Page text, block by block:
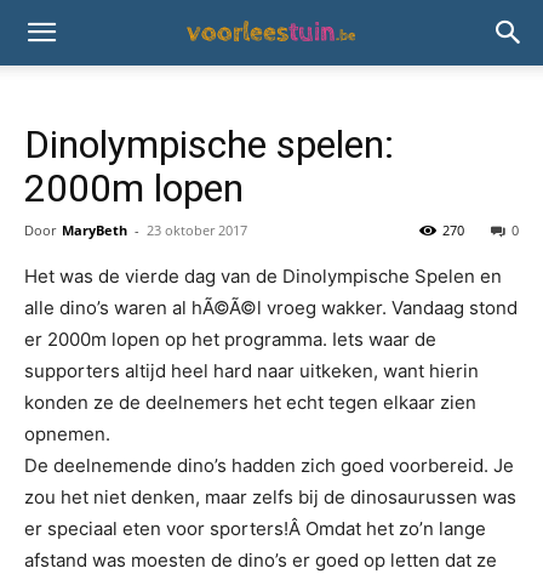
Dinolympische spelen:
2000m lopen
Door MaryBeth - 23 oktober 2017 0
270
Het was de vierde dag van de Dinolympische Spelen en
alle dino’s waren al hÃ©Ã©l vroeg wakker. Vandaag stond
er 2000m lopen op het programma. Iets waar de
supporters altijd heel hard naar uitkeken, want hierin
konden ze de deelnemers het echt tegen elkaar zien
opnemen.
De deelnemende dino’s hadden zich goed voorbereid. Je
zou het niet denken, maar zelfs bij de dinosaurussen was
er speciaal eten voor sporters!Â Omdat het zo’n lange
afstand was moesten de dino’s er goed op letten dat ze